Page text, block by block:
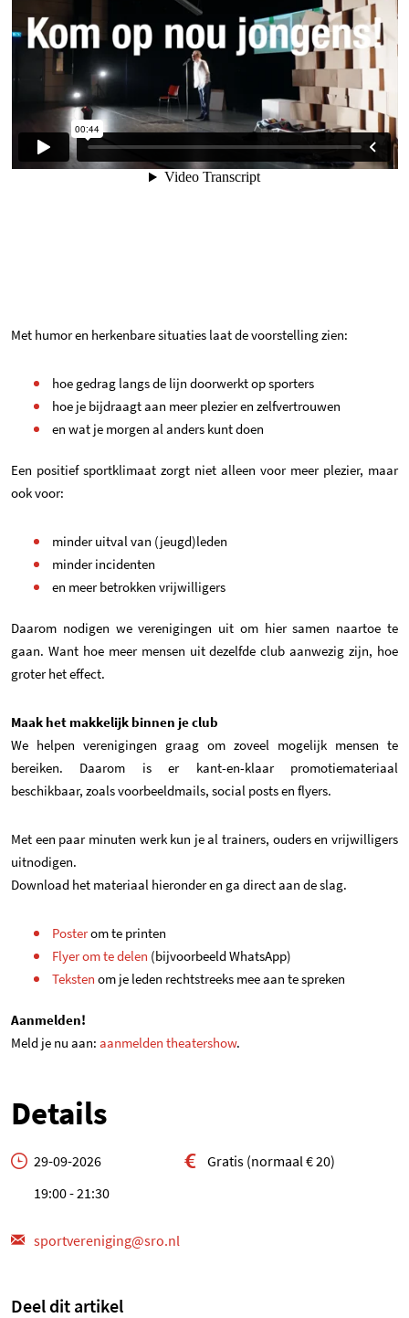
Met humor en herkenbare situaties laat de voorstelling zien:
hoe gedrag langs de lijn doorwerkt op sporters
hoe je bijdraagt aan meer plezier en zelfvertrouwen
en wat je morgen al anders kunt doen
Een positief sportklimaat zorgt niet alleen voor meer plezier, maar
ook voor:
minder uitval van (jeugd)leden
minder incidenten
en meer betrokken vrijwilligers
Daarom nodigen we verenigingen uit om hier samen naartoe te
gaan. Want hoe meer mensen uit dezelfde club aanwezig zijn, hoe
groter het effect.
Maak het makkelijk binnen je club
We helpen verenigingen graag om zoveel mogelijk mensen te
bereiken. Daarom is er kant-en-klaar promotiemateriaal
beschikbaar, zoals voorbeeldmails, social posts en flyers.
Met een paar minuten werk kun je al trainers, ouders en vrijwilligers
uitnodigen.
Download het materiaal hieronder en ga direct aan de slag.
Poster(opent in een nieuwe tab)
om te printen
Flyer om te delen (opent in een nieuwe tab)
(bijvoorbeeld WhatsApp)
Teksten (opent in een nieuwe tab)
om je leden rechtstreeks mee aan te spreken
Aanmelden!
Meld je nu aan: aanmelden theatershow(opent in een nieuwe tab)
.
Details
29-09-2026
19:00 - 21:30
Gratis (normaal € 20)
sportvereniging@sro.nl
Deel dit artikel